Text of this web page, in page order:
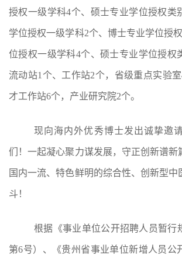
授权一级学科4个、硕士专业学位授权类
学位授权一级学科2个、博士专业学位授
位授权一级学科4个、硕士专业学位授权
流动站1个、工作站2个，省级重点实验
才工作站6个，产业研究院2个。
现向海内外优秀博士发出诚挚邀
们！一起凝心聚力谋发展，守正创新谱新
国内一流、特色鲜明的综合性、创新型中
斗！
根据《事业单位公开招聘人员暂行
第6号）、《贵州省事业单位新增人员公